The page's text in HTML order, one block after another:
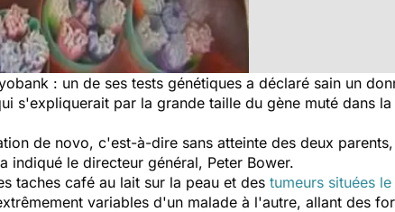
: un de ses tests génétiques a déclaré sain un
s'expliquerait par la grande taille du gène muté dans
de novo, c'est-à-dire sans atteinte des deux
indiqué le directeur général, Peter Bower.
taches café au lait sur la peau et des tumeurs situées
variables d'un malade à l'autre, allant des